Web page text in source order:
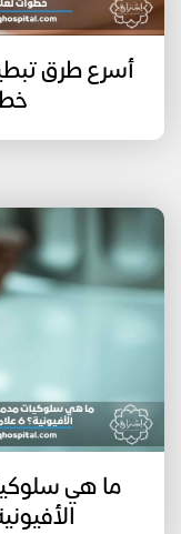
ما هي
الأفيونية؟ 6 علامات